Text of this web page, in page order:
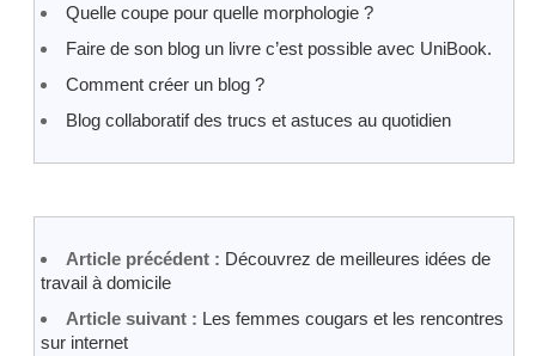
Quelle coupe pour quelle morphologie ?
Faire de son blog un livre c’est possible avec UniBook.
Comment créer un blog ?
Blog collaboratif des trucs et astuces au quotidien
Article précédent : Découvrez de meilleures idées de
travail à domicile
Article suivant : Les femmes cougars et les rencontres
sur internet